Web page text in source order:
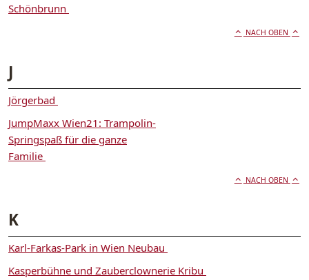
Schönbrunn
NACH OBEN
J
Jörgerbad
JumpMaxx Wien21: Trampolin-
Springspaß für die ganze
Familie
NACH OBEN
K
Karl-Farkas-Park in Wien Neubau
Kasperbühne und Zauberclownerie Kribu